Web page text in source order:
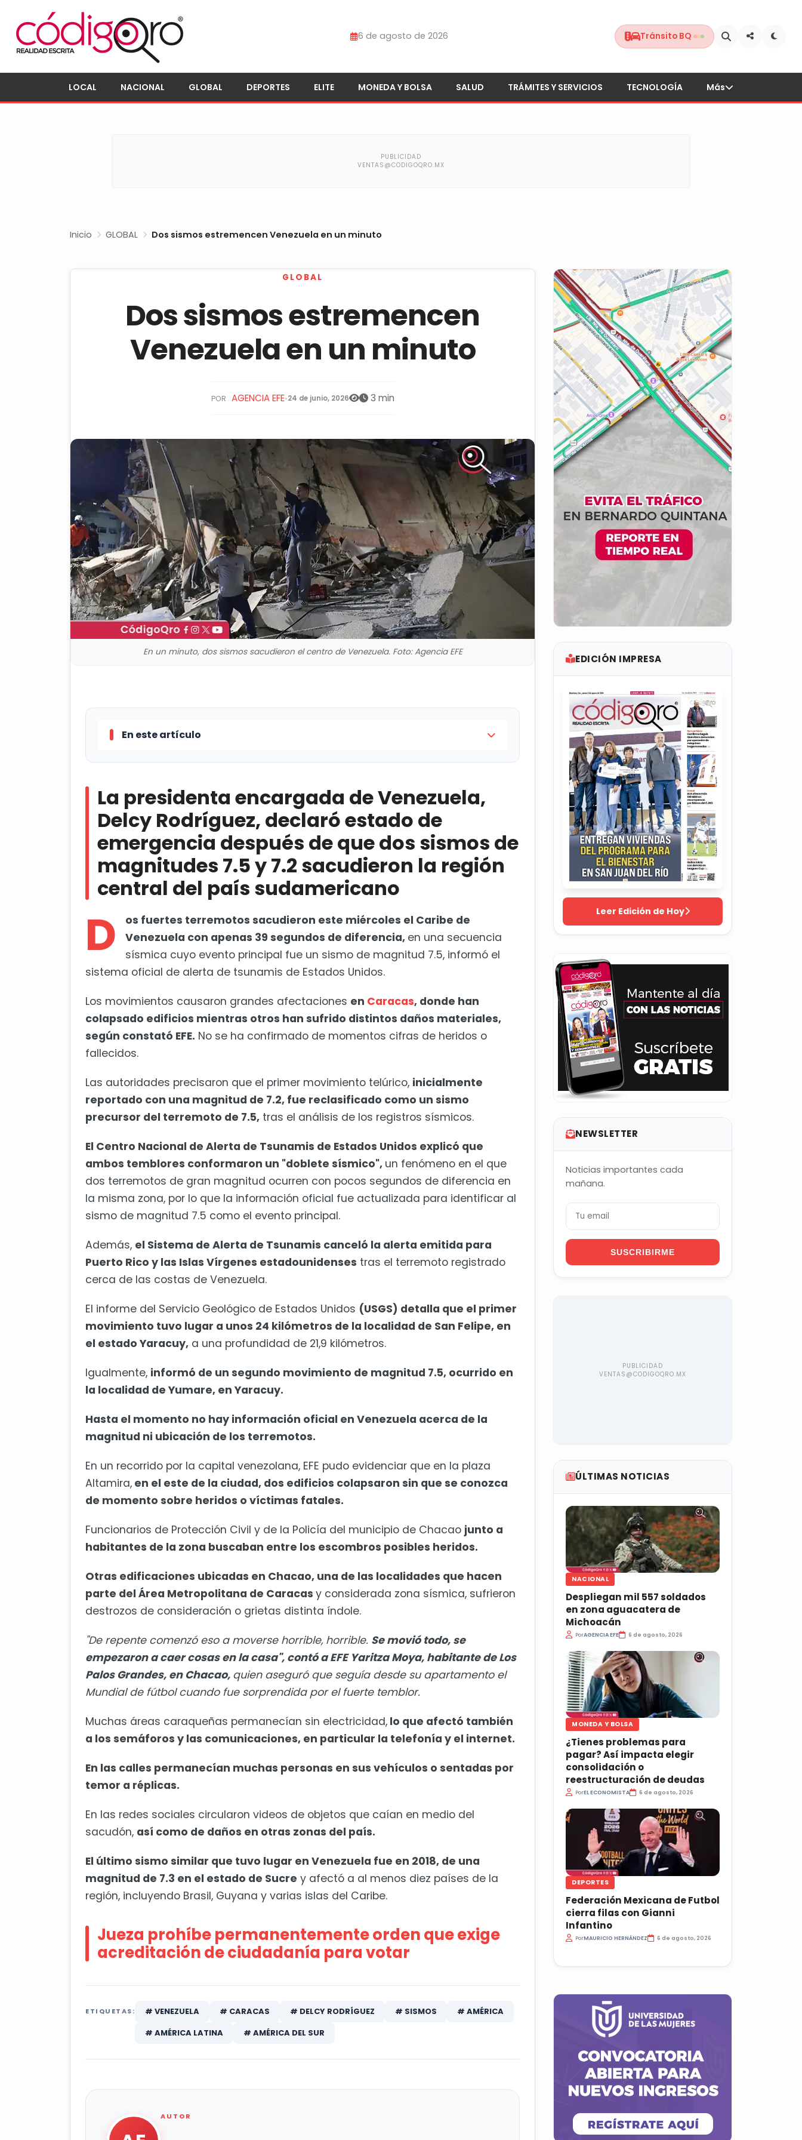
6 de agosto de 2026 Tránsito BQ
LOCAL NACIONAL GLOBAL DEPORTES ELITE MONEDA Y BOLSA SALUD TRÁMITES Y SERVICIOS TECNOLOGÍA Más
Inicio GLOBAL Dos sismos estremencen Venezuela en un minuto
GLOBAL
Dos sismos estremencen
Venezuela en un minuto
POR AGENCIA EFE•24 de junio, 2026 3 min
En un minuto, dos sismos sacudieron el centro de Venezuela. Foto: Agencia EFE
En este artículo
central del país sudamericano
Jueza prohíbe permanentemente orden que exige acreditación de ciudadanía
para votar
La presidenta encargada de Venezuela,
Delcy Rodríguez, declaró estado de
emergencia después de que dos sismos de
magnitudes 7.5 y 7.2 sacudieron la región
central del país sudamericano
D
os fuertes terremotos sacudieron este miércoles el Caribe de
Venezuela con apenas 39 segundos de diferencia, en una secuencia
sísmica cuyo evento principal fue un sismo de magnitud 7.5, informó el
sistema oficial de alerta de tsunamis de Estados Unidos.
Los movimientos causaron grandes afectaciones en Caracas, donde han
colapsado edificios mientras otros han sufrido distintos daños materiales,
según constató EFE. No se ha confirmado de momentos cifras de heridos o
fallecidos.
Las autoridades precisaron que el primer movimiento telúrico, inicialmente
reportado con una magnitud de 7.2, fue reclasificado como un sismo
precursor del terremoto de 7.5, tras el análisis de los registros sísmicos.
El Centro Nacional de Alerta de Tsunamis de Estados Unidos explicó que
ambos temblores conformaron un "doblete sísmico", un fenómeno en el que
dos terremotos de gran magnitud ocurren con pocos segundos de diferencia en
la misma zona, por lo que la información oficial fue actualizada para identificar al
sismo de magnitud 7.5 como el evento principal.
Además, el Sistema de Alerta de Tsunamis canceló la alerta emitida para
Puerto Rico y las Islas Vírgenes estadounidenses tras el terremoto registrado
cerca de las costas de Venezuela.
El informe del Servicio Geológico de Estados Unidos (USGS) detalla que el primer
movimiento tuvo lugar a unos 24 kilómetros de la localidad de San Felipe, en
el estado Yaracuy, a una profundidad de 21,9 kilómetros.
Igualmente, informó de un segundo movimiento de magnitud 7.5, ocurrido en
la localidad de Yumare, en Yaracuy.
Hasta el momento no hay información oficial en Venezuela acerca de la
magnitud ni ubicación de los terremotos.
En un recorrido por la capital venezolana, EFE pudo evidenciar que en la plaza
Altamira, en el este de la ciudad, dos edificios colapsaron sin que se conozca
de momento sobre heridos o víctimas fatales.
Funcionarios de Protección Civil y de la Policía del municipio de Chacao junto a
habitantes de la zona buscaban entre los escombros posibles heridos.
Otras edificaciones ubicadas en Chacao, una de las localidades que hacen
parte del Área Metropolitana de Caracas y considerada zona sísmica, sufrieron
destrozos de consideración o grietas distinta índole.
"De repente comenzó eso a moverse horrible, horrible. Se movió todo, se
empezaron a caer cosas en la casa", contó a EFE Yaritza Moya, habitante de Los
Palos Grandes, en Chacao, quien aseguró que seguía desde su apartamento el
Mundial de fútbol cuando fue sorprendida por el fuerte temblor.
Muchas áreas caraqueñas permanecían sin electricidad, lo que afectó también
a los semáforos y las comunicaciones, en particular la telefonía y el internet.
En las calles permanecían muchas personas en sus vehículos o sentadas por
temor a réplicas.
En las redes sociales circularon videos de objetos que caían en medio del
sacudón, así como de daños en otras zonas del país.
El último sismo similar que tuvo lugar en Venezuela fue en 2018, de una
magnitud de 7.3 en el estado de Sucre y afectó a al menos diez países de la
región, incluyendo Brasil, Guyana y varias islas del Caribe.
Jueza prohíbe permanentemente orden que exige
acreditación de ciudadanía para votar
ETIQUETAS: # VENEZUELA # CARACAS # DELCY RODRÍGUEZ # SISMOS
# AMÉRICA
# AMÉRICA LATINA
# AMÉRICA DEL SUR
AUTOR
EDICIÓN IMPRESA
Leer Edición de Hoy
NEWSLETTER
Noticias importantes cada
mañana.
SUSCRIBIRME
ÚLTIMAS NOTICIAS
NACIONAL
Despliegan mil 557 soldados
en zona aguacatera de
Michoacán
PorAGENCIA EFE 6 de agosto, 2026
MONEDA Y BOLSA
¿Tienes problemas para
pagar? Así impacta elegir
consolidación o
reestructuración de deudas
PorEL ECONOMISTA 6 de agosto, 2026
DEPORTES
Federación Mexicana de Futbol
cierra filas con Gianni
Infantino
PorMAURICIO HERNÁNDEZ 6 de agosto, 2026